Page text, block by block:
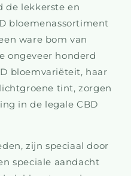
de lekkerste en
bloemenassortiment
ware bom van
ongeveer honderd
bloemvariëteit, haar
tint, zorgen
in de legale CBD
zijn speciaal door
speciale aandacht